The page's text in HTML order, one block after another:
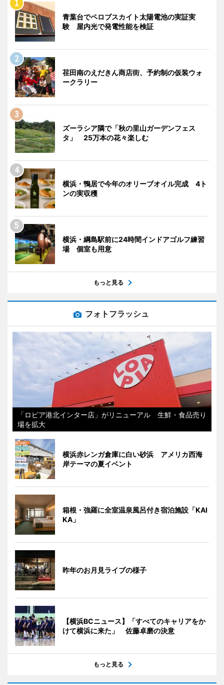
青葉台でペロブスカイト太陽電池の実証実
験 屋内光で発電性能を検証
荏田南のえだきん商店街、予約制の仮装ウォ
ークラリー
ズーラシア隣で「秋の里山ガーデンフェス
タ」 25万本の花々楽しむ
横浜・鴨居で今年のオリーブオイル完成 4ト
ンの実収穫
横浜・綱島駅前に24時間インドアゴルフ練習
場 個室も用意
もっと見る
フォトフラッシュ
「ロピア港北インター店」がリニューアル 生鮮・食品売り
場を拡大
横浜赤レンガ倉庫に白い砂浜 アメリカ西海
岸テーマの夏イベント
箱根・強羅に全室温泉風呂付き宿泊施設「KAI
KA」
昨年のお月見ライブの様子
【横浜BCニュース】「すべてのキャリアをか
けて横浜に来た」 佐藤卓磨の決意
もっと見る